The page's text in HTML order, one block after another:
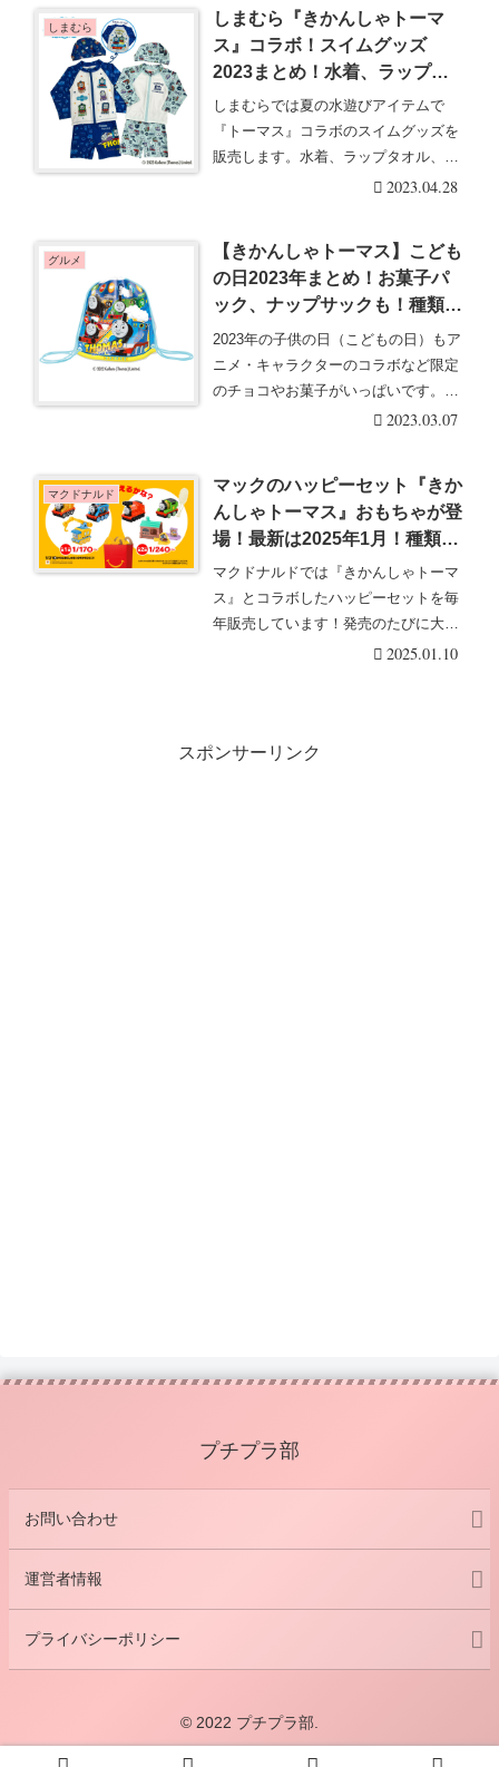
しまむら
しまむら『きかんしゃトーマ
ス』コラボ！スイムグッズ
2023まとめ！水着、ラップタ
オル、ラッシュガードも！品
番・種類・発売日！
しまむらでは夏の水遊びアイテムで
『トーマス』コラボのスイムグッズを
販売します。水着、ラップタオル、ラ
ッシュガードなどもラ・・・続きを読
2023.04.28
グルメ
【きかんしゃトーマス】こども
の日2023年まとめ！お菓子パ
ック、ナップサックも！種類・
販売店舗・発売日・評判・口コ
ミ！
2023年の子供の日（こどもの日）もア
ニメ・キャラクターのコラボなど限定
のチョコやお菓子がいっぱいです。
2023年は『き・・・続きを読む2023.03.07
マクドナルド
マックのハッピーセット『きか
んしゃトーマス』おもちゃが登
場！最新は2025年1月！種類・
販売期間はいつまで？
マクドナルドでは『きかんしゃトーマ
ス』とコラボしたハッピーセットを毎
年販売しています！発売のたびに大人
気で、限定おもちゃ・・・続きを読む
2025.01.10
スポンサーリンク
プチプラ部
お問い合わせ
運営者情報
プライバシーポリシー
© 2022 プチプラ部.